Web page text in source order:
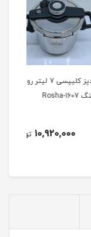
زودپز کلیپسی 7 لیتر رویال
10,920,000 تومان